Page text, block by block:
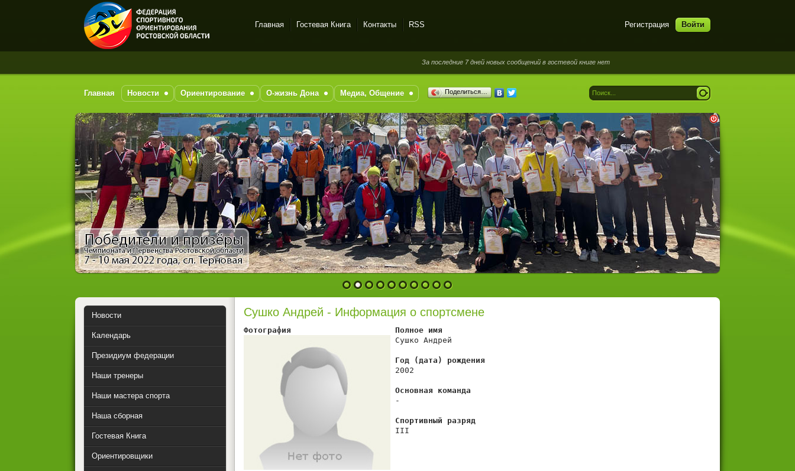
Спортивное
на-Дону
Регистрация Войти
Главная Гостевая Книга Контакты RSS
За последние 7 дней новых сообщений в гостевой книге нет
Главная Новости Ориентирование О-жизнь Дона Медиа, Общение Поделиться…
1 2 3 4 5 6 7 8 9 10
Сушко Андрей - Информация о спортсмене
Фотография                      Полное имя
Сушко Андрей
Год (дата) рождения
2002
Основная команда
-
Спортивный разряд
III
Новости
Календарь
Президиум федерации
Наши тренеры
Наши мастера спорта
Наша сборная
Гостевая Книга
Ориентировщики